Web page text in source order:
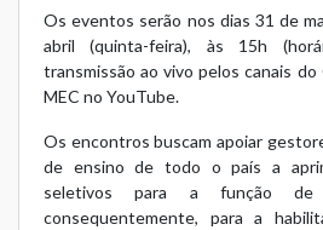
Os eventos serão nos dias 31 de
abril (quinta-feira), às 15h
transmissão ao vivo pelos canais do
MEC no YouTube.
Os encontros buscam apoiar
de ensino de todo o país a
seletivos para a função
consequentemente, para a